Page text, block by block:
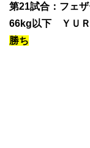
第21試合 ：フェ
66kg以下
ＹＵ
勝ち